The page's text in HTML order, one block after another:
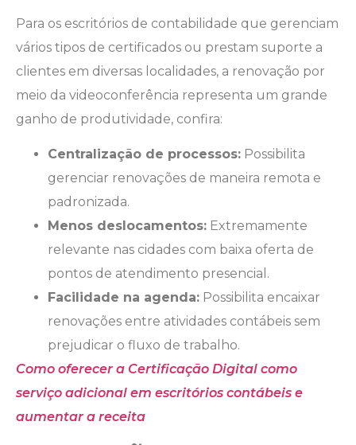
Para os escritórios de contabilidade que gerenciam
vários tipos de certificados ou prestam suporte a
clientes em diversas localidades, a renovação por
meio da videoconferência representa um grande
ganho de produtividade, confira:
Centralização de processos: Possibilita
gerenciar renovações de maneira remota e
padronizada.
Menos deslocamentos: Extremamente
relevante nas cidades com baixa oferta de
pontos de atendimento presencial.
Facilidade na agenda: Possibilita encaixar
renovações entre atividades contábeis sem
prejudicar o fluxo de trabalho.
Como oferecer a Certificação Digital como
serviço adicional em escritórios contábeis e
aumentar a receita